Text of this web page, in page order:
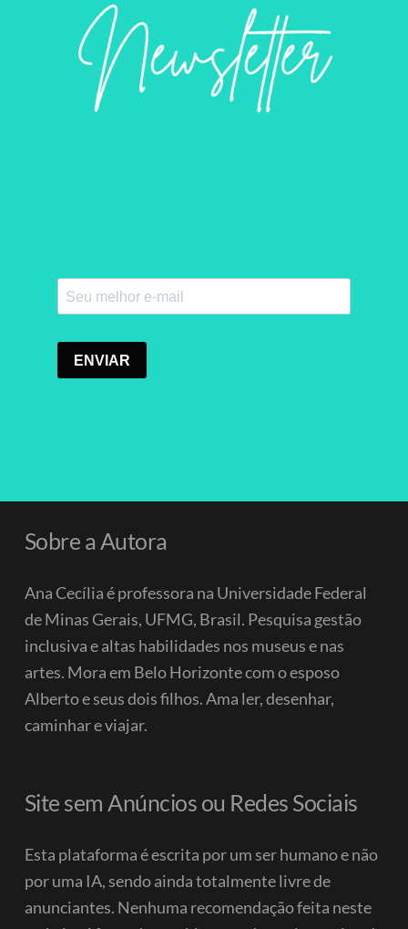
Sobre a Autora
Ana Cecília é professora na Universidade Federal
de Minas Gerais, UFMG, Brasil. Pesquisa gestão
inclusiva e altas habilidades nos museus e nas
artes. Mora em Belo Horizonte com o esposo
Alberto e seus dois filhos.Ama ler, desenhar,
caminhar e viajar.
Site sem Anúncios ou Redes Sociais
Esta plataforma é escrita por um ser humano e não
por uma IA, sendo ainda totalmente livre de
anunciantes. Nenhuma recomendação feita neste